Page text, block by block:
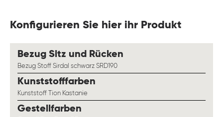
Konfigurieren Sie hier ihr Produkt
Bezug Sitz und Rücken
Bezug Stoff Sirdal schwarz SRD190
Kunststofffarben
Kunststoff Tion Kastanie
Gestellfarben